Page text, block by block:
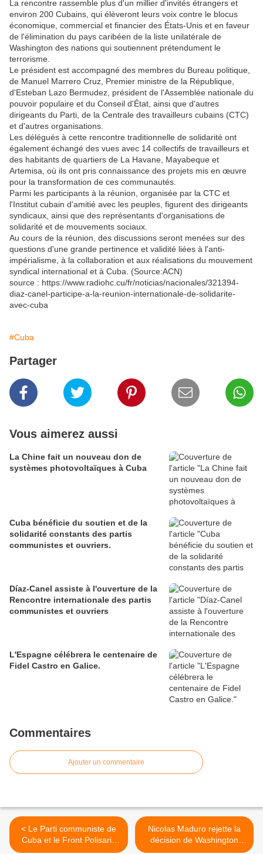
La rencontre rassemble plus d'un millier d'invités étrangers et
environ 200 Cubains, qui élèveront leurs voix contre le blocus
économique, commercial et financier des États-Unis et en faveur
de l'élimination du pays caribéen de la liste unilatérale de
Washington des nations qui soutiennent prétendument le
terrorisme.
Le président est accompagné des membres du Bureau politique,
de Manuel Marrero Cruz, Premier ministre de la République,
d'Esteban Lazo Bermudez, président de l'Assemblée nationale du
pouvoir populaire et du Conseil d'État, ainsi que d'autres
dirigeants du Parti, de la Centrale des travailleurs cubains (CTC)
et d'autres organisations.
Les délégués à cette rencontre traditionnelle de solidarité ont
également échangé des vues avec 14 collectifs de travailleurs et
des habitants de quartiers de La Havane, Mayabeque et
Artemisa, où ils ont pris connaissance des projets mis en œuvre
pour la transformation de ces communautés.
Parmi les participants à la réunion, organisée par la CTC et
l'Institut cubain d'amitié avec les peuples, figurent des dirigeants
syndicaux, ainsi que des représentants d'organisations de
solidarité et de mouvements sociaux.
Au cours de la réunion, des discussions seront menées sur des
questions d'une grande pertinence et validité liées à l'anti-
impérialisme, à la collaboration et aux réalisations du mouvement
syndical international et à Cuba. (Source:ACN)
source : https://www.radiohc.cu/fr/noticias/nacionales/321394-
diaz-canel-participe-a-la-reunion-internationale-de-solidarite-
avec-cuba
#Cuba
Partager
Vous aimerez aussi
La Chine fait un nouveau don de
systèmes photovoltaïques à Cuba
Cuba bénéficie du soutien et de la
solidarité constants des partis
communistes et ouvriers.
Díaz-Canel assiste à l'ouverture de la
Rencontre internationale des partis
communistes et ouvriers
L'Espagne célébrera le centenaire de
Fidel Castro en Galice.
Commentaires
Ajouter un commentaire
< Le Parti communiste de
Cuba et le Front Polisario
renforcent leurs relations
Nicolas Maduro rejette la
décision de Washington
concernant Citgo >